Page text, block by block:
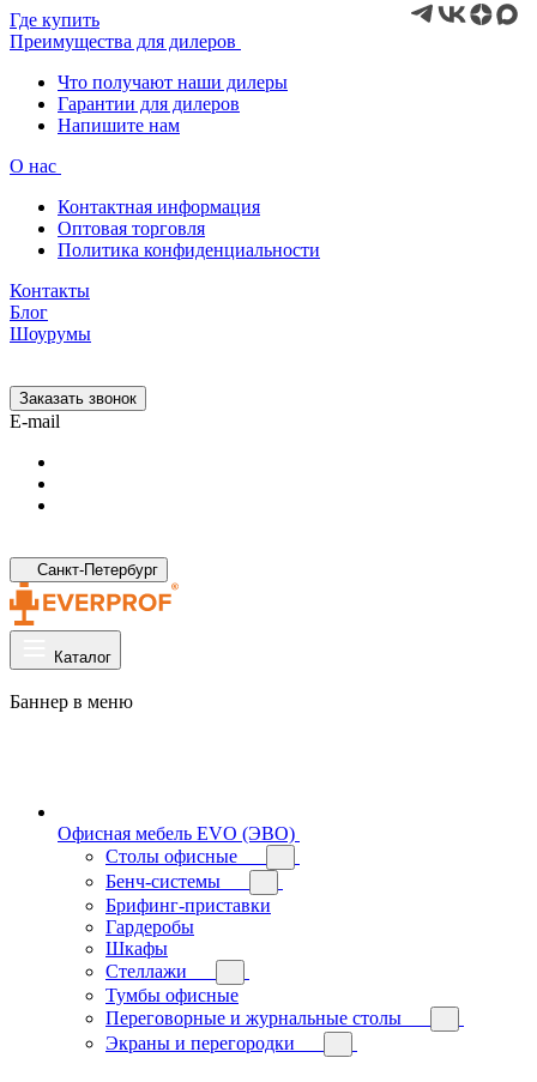
Где купить
Преимущества для дилеров
Что получают наши дилеры
Гарантии для дилеров
Напишите нам
О нас
Контактная информация
Оптовая торговля
Политика конфиденциальности
Контакты
Блог
Шоурумы
Заказать звонок
E-mail
Санкт-Петербург
Каталог
Баннер в меню
Офисная мебель EVO (ЭВО)
Cтолы офисные
Бенч-системы
Брифинг-приставки
Гардеробы
Шкафы
Стеллажи
Тумбы офисные
Переговорные и журнальные столы
Экраны и перегородки